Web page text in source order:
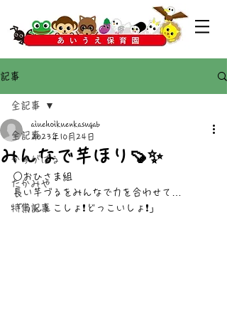
記事
全記事
かすがばる
たかみや
特集記事
全記事
みんなで芋ほり🍠✨
aiuehoikuenkasugab
2023年10月24日
○おひさま組
長い芋づるをみんなで力を合わせて…
「うんとこしょ❗どっこいしょ❗」